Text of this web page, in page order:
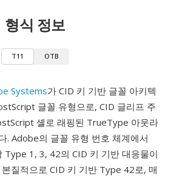
형식 정보
T11 OTB
Systems가 CID 키 기반 글꼴 아키텍
글꼴 유형으로, CID 글리프 주
셸로 래핑된 TrueType 아웃라
. Adobe의 글꼴 유형 번호 체계에서
1, 3, 42의 CID 키 기반 대응물이
질적으로 CID 키 기반 Type 42로, 매